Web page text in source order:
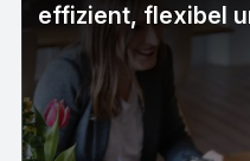
effizient, flexibel